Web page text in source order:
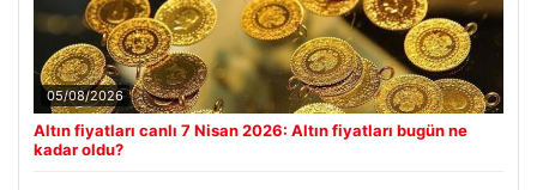
05/08/2026
Altın fiyatları canlı 7 Nisan 2026: Altın fiyatları bugün ne
kadar oldu?